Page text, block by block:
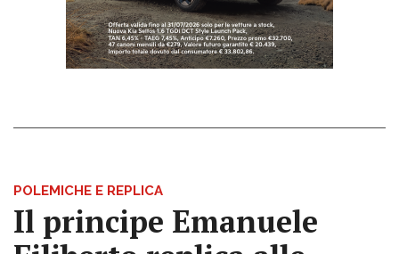
POLEMICHE E REPLICA
Il principe Emanuele